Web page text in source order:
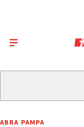
ABRA PAMPA